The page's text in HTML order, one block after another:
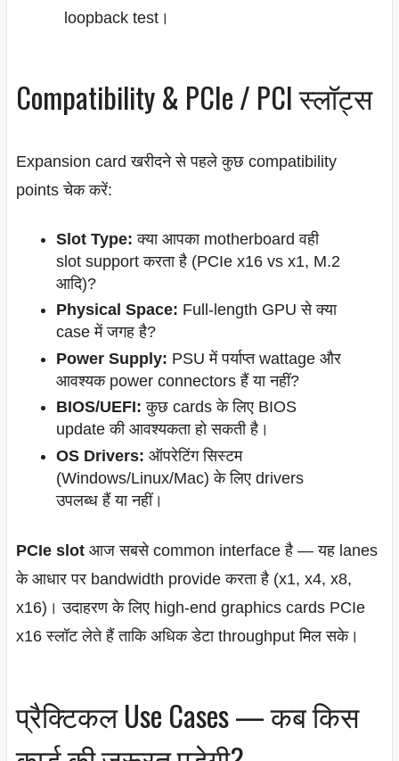
loopback test।
Compatibility & PCIe / PCI स्लॉट्स
Expansion card खरीदने से पहले कुछ compatibility
points चेक करें:
Slot Type: क्या आपका motherboard वही
slot support करता है (PCIe x16 vs x1, M.2
आदि)?
Physical Space: Full-length GPU से क्या
case में जगह है?
Power Supply: PSU में पर्याप्त wattage और
आवश्यक power connectors हैं या नहीं?
BIOS/UEFI: कुछ cards के लिए BIOS
update की आवश्यकता हो सकती है।
OS Drivers: ऑपरेटिंग सिस्टम
(Windows/Linux/Mac) के लिए drivers
उपलब्ध हैं या नहीं।
PCIe slotआज सबसे common interface है — यह lanes
के आधार पर bandwidth provide करता है (x1, x4, x8,
x16)। उदाहरण के लिए high-end graphics cards PCIe
x16 स्लॉट लेते हैं ताकि अधिक डेटा throughput मिल सके।
प्रैक्टिकल Use Cases — कब किस